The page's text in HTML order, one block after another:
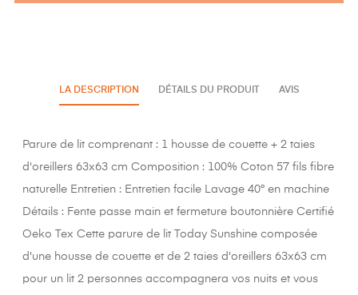
LA DESCRIPTION DÉTAILS DU PRODUIT AVIS
Parure de lit comprenant : 1 housse de couette + 2 taies
d'oreillers 63x63 cm Composition : 100% Coton 57 fils fibre
naturelle Entretien : Entretien facile Lavage 40° en machine
Détails : Fente passe main et fermeture boutonnière Certifié
Oeko Tex Cette parure de lit Today Sunshine composée
d'une housse de couette et de 2 taies d'oreillers 63x63 cm
pour un lit 2 personnes accompagnera vos nuits et vous